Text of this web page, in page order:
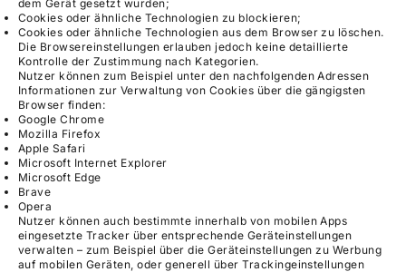
dem Gerät gesetzt wurden;
Cookies oder ähnliche Technologien zu blockieren;
Cookies oder ähnliche Technologien aus dem Browser zu löschen.
Die Browsereinstellungen erlauben jedoch keine detaillierte
Kontrolle der Zustimmung nach Kategorien.
Nutzer können zum Beispiel unter den nachfolgenden Adressen
Informationen zur Verwaltung von Cookies über die gängigsten
Browser finden:
Google Chrome
Mozilla Firefox
Apple Safari
Microsoft Internet Explorer
Microsoft Edge
Brave
Opera
Nutzer können auch bestimmte innerhalb von mobilen Apps
eingesetzte Tracker über entsprechende Geräteinstellungen
verwalten – zum Beispiel über die Geräteinstellungen zu Werbung
auf mobilen Geräten, oder generell über Trackingeinstellungen